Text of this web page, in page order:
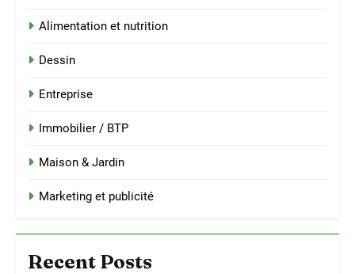
Alimentation et nutrition
Dessin
Entreprise
Immobilier / BTP
Maison & Jardin
Marketing et publicité
Recent Posts